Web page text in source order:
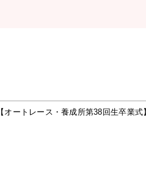
【オートレース・養成所第38回生卒業